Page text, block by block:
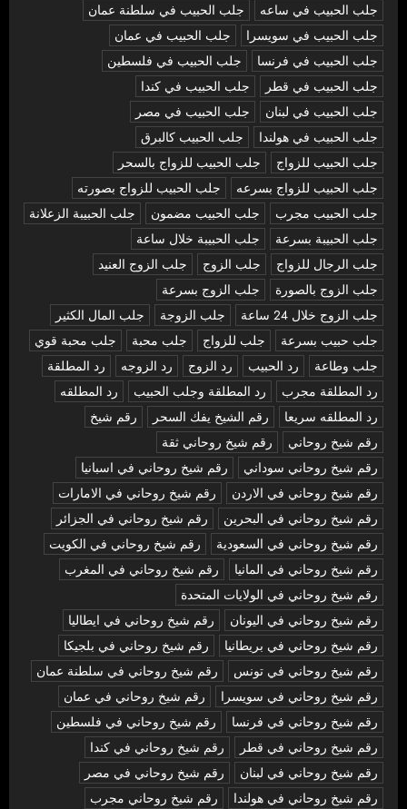
جلب الحبيب في ساعه
جلب الحبيب في سلطنة عمان
جلب الحبيب في سويسرا
جلب الحبيب في عمان
جلب الحبيب في فرنسا
جلب الحبيب في فلسطين
جلب الحبيب في قطر
جلب الحبيب في كندا
جلب الحبيب في لبنان
جلب الحبيب في مصر
جلب الحبيب في هولندا
جلب الحبيب كالبرق
جلب الحبيب للزواج
جلب الحبيب للزواج بالسحر
جلب الحبيب للزواج بسرعه
جلب الحبيب للزواج بصورته
جلب الحبيب مجرب
جلب الحبيب مضمون
جلب الحبيبة الزعلانة
جلب الحبيبة بسرعة
جلب الحبيبة خلال ساعة
جلب الرجال للزواج
جلب الزوج
جلب الزوج العنيد
جلب الزوج بالصورة
جلب الزوج بسرعة
جلب الزوج خلال 24 ساعة
جلب الزوجة
جلب المال الكثير
جلب حبيب بسرعة
جلب للزواج جلب محبة
جلب محبة قوي
جلب وطاعة
رد الحبيب رد الزوج رد الزوجه
رد المطلقة
رد المطلقة مجرب
رد المطلقة وجلب الحبيب
رد المطلقه
رد المطلقه سريعا
رقم الشيخ يفك السحر
رقم شيخ
رقم شيخ روحاني
رقم شيخ روحاني ثقة
رقم شيخ روحاني سوداني
رقم شيخ روحاني في اسبانيا
رقم شيخ روحاني في الاردن
رقم شيخ روحاني في الامارات
رقم شيخ روحاني في البحرين
رقم شيخ روحاني في الجزائر
رقم شيخ روحاني في السعودية
رقم شيخ روحاني في الكويت
رقم شيخ روحاني في المانيا
رقم شيخ روحاني في المغرب
رقم شيخ روحاني في الولايات المتحدة
رقم شيخ روحاني في اليونان
رقم شيخ روحاني في ايطاليا
رقم شيخ روحاني في بريطانيا
رقم شيخ روحاني في بلجيكا
رقم شيخ روحاني في تونس
رقم شيخ روحاني في سلطنة عمان
رقم شيخ روحاني في سويسرا
رقم شيخ روحاني في عمان
رقم شيخ روحاني في فرنسا
رقم شيخ روحاني في فلسطين
رقم شيخ روحاني في قطر
رقم شيخ روحاني في كندا
رقم شيخ روحاني في لبنان
رقم شيخ روحاني في مصر
رقم شيخ روحاني في هولندا
رقم شيخ روحاني مجرب